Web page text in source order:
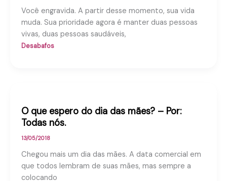
Você engravida. A partir desse momento, sua vida
muda. Sua prioridade agora é manter duas pessoas
vivas, duas pessoas saudáveis,
Desabafos
O que espero do dia das mães? – Por:
Todas nós.
13/05/2018
Chegou mais um dia das mães. A data comercial em
que todos lembram de suas mães, mas sempre a
colocando